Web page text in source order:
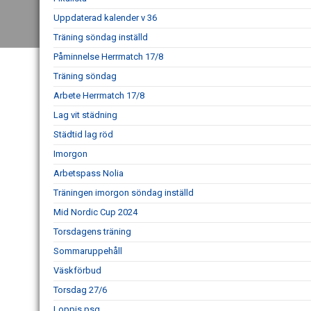
Uppdaterad kalender v 36
Träning söndag inställd
Påminnelse Herrmatch 17/8
Träning söndag
Arbete Herrmatch 17/8
Lag vit städning
Städtid lag röd
Imorgon
Arbetspass Nolia
Träningen imorgon söndag inställd
Mid Nordic Cup 2024
Torsdagens träning
Sommaruppehåll
Väskförbud
Torsdag 27/6